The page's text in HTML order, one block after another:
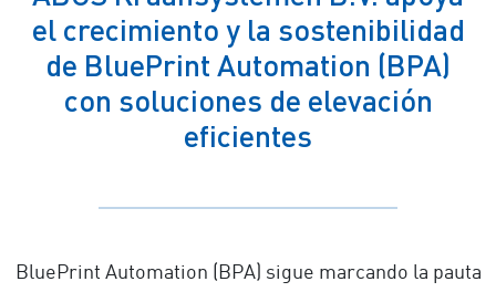
el crecimiento y la sostenibilidad
de BluePrint Automation (BPA)
con soluciones de elevación
eficientes
BluePrint Automation (BPA) sigue marcando la pauta